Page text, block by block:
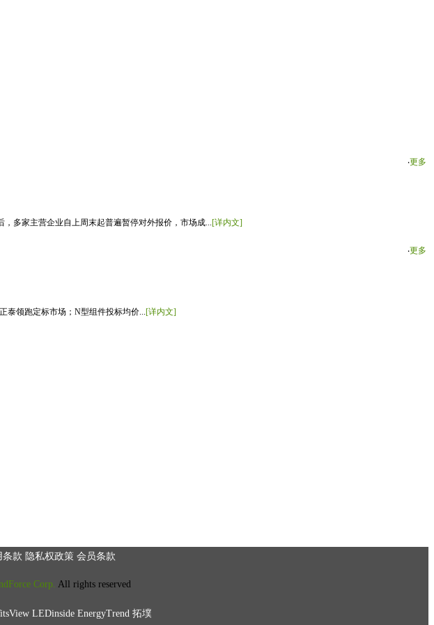
‧更多
多家主营企业自上周末起普遍暂停对外报价，市场成...[详内文]
‧更多
泰领跑定标市场；N型组件投标均价... [详内文]
条款 隐私权政策 会员条款
Corp. All rights reserved
LEDinside EnergyTrend 拓墣